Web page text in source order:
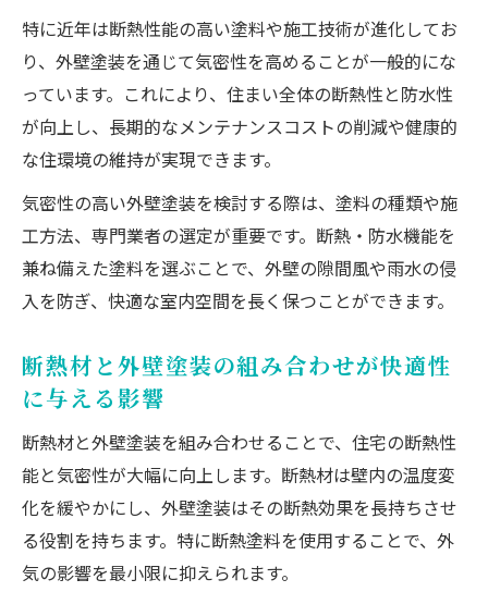
外壁塗装とセルフチェックで冷暖房効率を
向上
断熱材選びで外壁塗装の性能を最大限に活
かす方法
外壁塗装で断熱メリットを最大化する塗料
選びの基準
断熱塗料の種類と外壁塗装の適切な選択法
イント
セルフチェックで塗装の断熱性能を確認す
る方法
外壁塗装に最適な断熱材とその役割を解説
外壁塗装を検討するなら気密性が鍵
外壁塗装で気密性を高めるべき理由と効果
断熱と気密性を意識した外壁塗装の計画法
特に近年は断熱性能の高い塗料や施工技術が進化してお
り、外壁塗装を通じて気密性を高めることが一般的にな
っています。これにより、住まい全体の断熱性と防水性
が向上し、長期的なメンテナンスコストの削減や健康的
な住環境の維持が実現できます。
気密性の高い外壁塗装を検討する際は、塗料の種類や施
工方法、専門業者の選定が重要です。断熱・防水機能を
兼ね備えた塗料を選ぶことで、外壁の隙間風や雨水の侵
入を防ぎ、快適な室内空間を長く保つことができます。
断熱材と外壁塗装の組み合わせが快適性
に与える影響
断熱材と外壁塗装を組み合わせることで、住宅の断熱性
能と気密性が大幅に向上します。断熱材は壁内の温度変
化を緩やかにし、外壁塗装はその断熱効果を長持ちさせ
る役割を持ちます。特に断熱塗料を使用することで、外
気の影響を最小限に抑えられます。